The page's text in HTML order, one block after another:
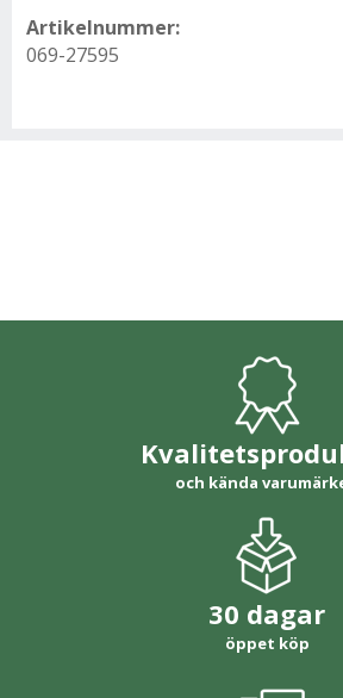
Artikelnummer:
069-27595
och kända
30 dagar
öppet köp